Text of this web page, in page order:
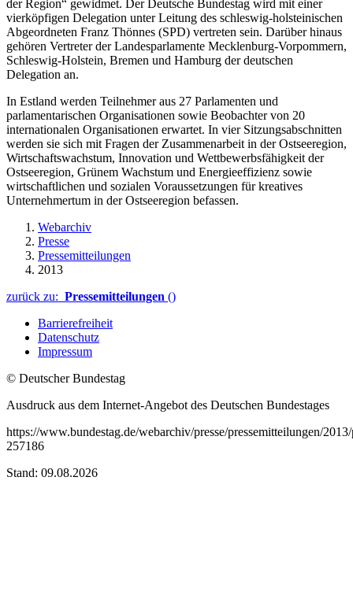
der Region“ gewidmet. Der Deutsche Bundestag wird mit einer
vierköpfigen Delegation unter Leitung des schleswig-holsteinischen
Abgeordneten Franz Thönnes (SPD) vertreten sein. Darüber hinaus
gehören Vertreter der Landesparlamente Mecklenburg-Vorpommern,
Schleswig-Holstein, Bremen und Hamburg der deutschen
Delegation an.
In Estland werden Teilnehmer aus 27 Parlamenten und
parlamentarischen Organisationen sowie Beobachter von 20
internationalen Organisationen erwartet. In vier Sitzungsabschnitten
werden sie sich mit Fragen der Zusammenarbeit in der Ostseeregion,
Wirtschaftswachstum, Innovation und Wettbewerbsfähigkeit der
Ostseeregion, Grünem Wachstum und Energieeffizienz sowie
wirtschaftlichen und sozialen Voraussetzungen für kreatives
Unternehmertum in der Ostseeregion befassen.
Webarchiv
Presse
Pressemitteilungen
2013
zurück zu: Pressemitteilungen ()
Barrierefreiheit
Datenschutz
Impressum
© Deutscher Bundestag
Ausdruck aus dem Internet-Angebot des Deutschen Bundestages
https://www.bundestag.de/webarchiv/presse/pressemitteilungen/
257186
Stand: 09.08.2026